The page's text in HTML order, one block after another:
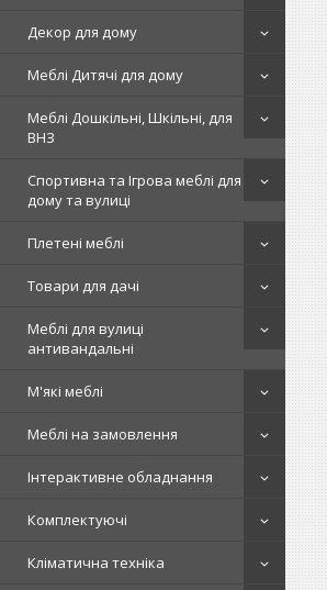
Декор для дому
Меблі Дитячі для дому
Меблі Дошкільні, Шкільні, для
ВНЗ
Спортивна та Ігрова меблі для
дому та вулиці
Плетені меблі
Товари для дачі
Меблі для вулиці
антивандальні
М'які меблі
Меблі на замовлення
Інтерактивне обладнання
Комплектуючі
Кліматична техніка